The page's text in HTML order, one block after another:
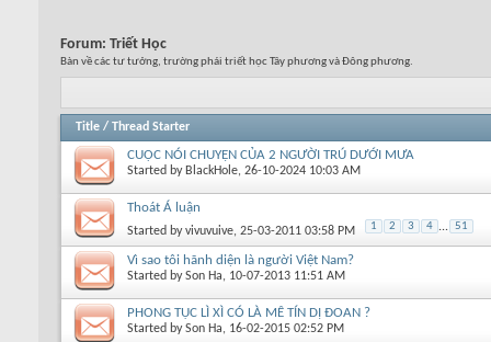
Forum: Triết Học
Bàn về các tư tưởng, trường phái triết học Tây phương và Đông phương.
Title / Thread Starter
CUỘC NÓI CHUYỆN CỦA 2 NGƯỜI TRÚ DƯỚI MƯA
Started by BlackHole, 26-10-2024 10:03 AM
Thoát Á luận
Started byvivuvuive, 25-03-2011 03:58 PM 1 2 3 4 ... 51
Vì sao tôi hãnh diện là người Việt Nam?
Started bySon Ha, 10-07-2013 11:51 AM
PHONG TỤC LÌ XÌ CÓ LÀ MÊ TÍN DỊ ĐOAN ?
Started bySon Ha, 16-02-2015 02:52 PM